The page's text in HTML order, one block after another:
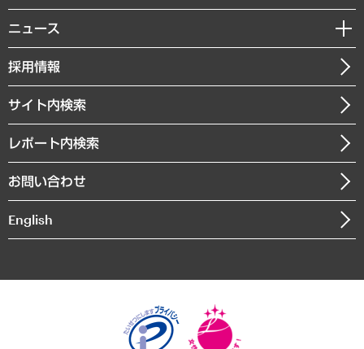
共生・ダイバーシティ
GRC（ガバナンス・リスク・コンプライアンス）・防災（政策）
経済・産業・雇用・労働
まちづくり・観光・交通・スポーツ・スマートシティ
自然資源・農林水産業・食料システム
経営用語集
受託・受注実績（官公庁関連）
メディア掲載・出演
MUFGビジネスセミナー
受託案件情報
私たちの想い
社長メッセージ
会社概要
沿革
組織図・本部部室紹介
インドネシア現地法人
個人情報保護方針
ニュース
ニュースリリース
お知らせ
採用情報
サイト内検索
レポート内検索
お問い合わせ
English